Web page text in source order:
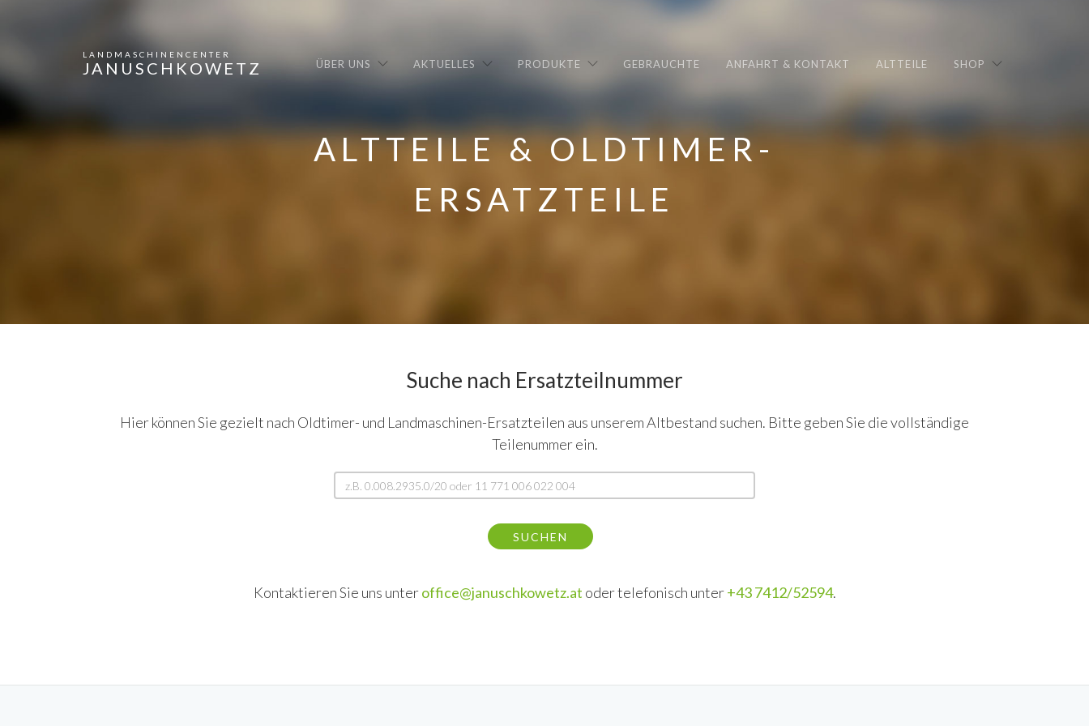
LANDMASCHINENCENTER
JANUSCHKOWETZ ÜBER UNS AKTUELLES PRODUKTE GEBRAUCHTE ANFAHRT & KONTAKT ALTTEILE SHOP
ALTTEILE & OLDTIMER-
ERSATZTEILE
Suche nach Ersatzteilnummer
Hier können Sie gezielt nach Oldtimer- und Landmaschinen-Ersatzteilen aus unserem Altbestand suchen. Bitte geben Sie die vollständige
Teilenummer ein.
SUCHEN
Kontaktieren Sie uns unteroffice@januschkowetz.at oder telefonisch unter+43 7412/52594.